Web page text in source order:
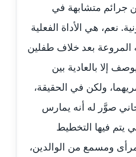
كاشف
نور الدين
ابو زيد
محسن
جرائم متشابهة في
نعم، هي الأداة الفعلية
المروعة بعد خلاف طفلين
إلا بالعادية بين
ولكن في الحقيقة،
صوَّر له أنه يمارس
يتم فيها التخطيط
ومسمع من الوالدين،